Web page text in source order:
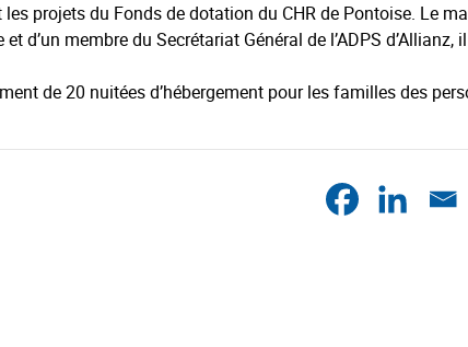
projets du Fonds de dotation du CHR de Pontoise. Le
d’un membre du Secrétariat Général de l’ADPS d’Allianz,
de 20 nuitées d’hébergement pour les familles des